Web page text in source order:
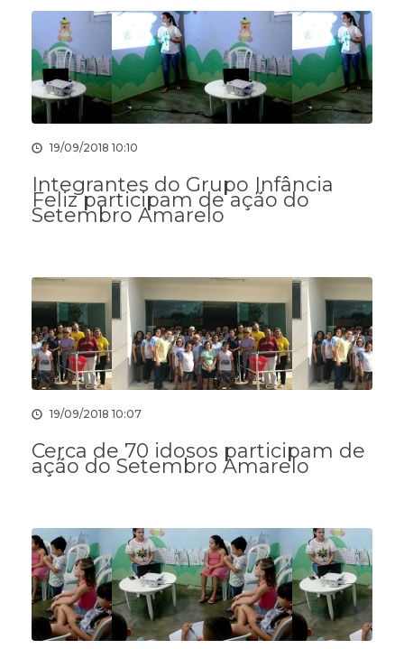
19/09/2018 10:10
Integrantes do Grupo Infância
Feliz participam de ação do
Setembro Amarelo
19/09/2018 10:07
Cerca de 70 idosos participam de
ação do Setembro Amarelo